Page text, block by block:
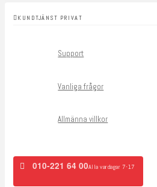
KUNDTJÄNST PRIVAT
Support
Vanliga frågor
Allmänna villkor
010-221 64 00Alla vardagar 7-17